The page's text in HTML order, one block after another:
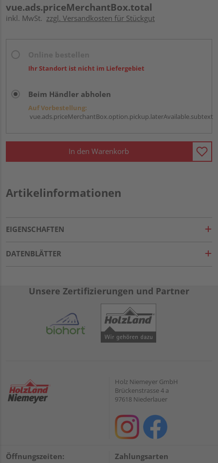
vue.ads.priceMerchantBox.total
inkl. MwSt. zzgl. Versandkosten für Stückgut
Ihr Standort ist nicht im Liefergebiet
Beim Händler abholen
Auf Vorbestellung:
vue.ads.priceMerchantBox.option.pickup.laterAvailable.subtext
In den Warenkorb
Artikelinformationen
EIGENSCHAFTEN
DATENBLÄTTER
Unsere Zertifizierungen und Partner
Holz Niemeyer GmbH
Brückenstrasse 4 a
97618 Niederlauer
Öffnungszeiten: Zahlungsarten